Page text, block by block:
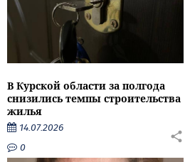
В Курской области за полгода
снизились темпы строительства
жилья
14.07.2026
0